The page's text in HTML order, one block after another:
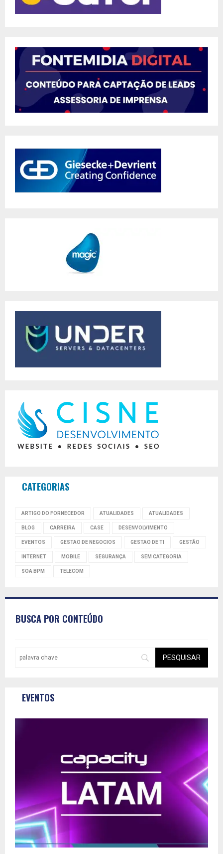
CATEGORIAS
ARTIGO DO FORNECEDOR ATUALIDADES ATUALIDADES
BLOG CARREIRA CASE DESENVOLVIMENTO
EVENTOS GESTAO DE NEGOCIOS GESTAO DE TI GESTÃO
INTERNET MOBILE SEGURANÇA SEM CATEGORIA
SOA BPM TELECOM
BUSCA POR CONTEÚDO
EVENTOS